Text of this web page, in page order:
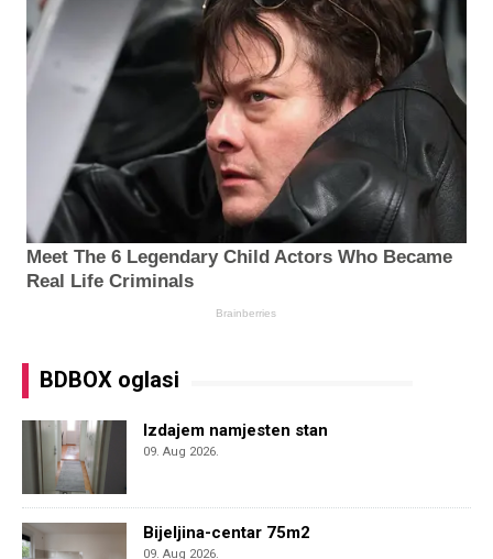
BDBOX oglasi
Izdajem namjesten stan
09. Aug 2026.
Bijeljina-centar 75m2
09. Aug 2026.